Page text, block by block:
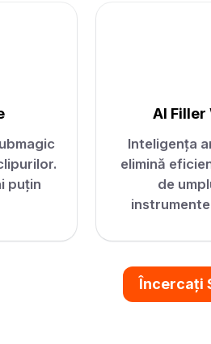
puțin
AI Filler
Inteligența
elimină
de
Încercați